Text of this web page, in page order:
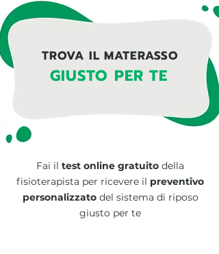
TROVA IL MATERASSO
GIUSTO PER TE
Fai il test online gratuito della
fisioterapista per ricevere il preventivo
personalizzatodel sistema di riposo
giusto per te